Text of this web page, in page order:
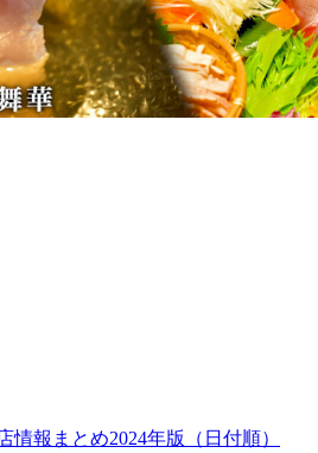
情報まとめ2024年版（日付順）